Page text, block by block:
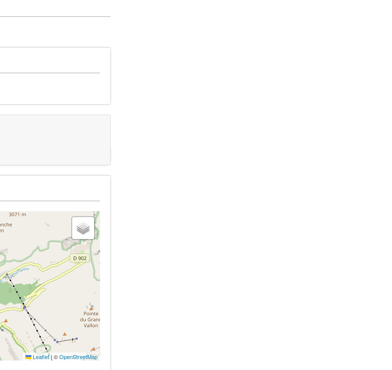
Leaflet| ©OpenStreetMap